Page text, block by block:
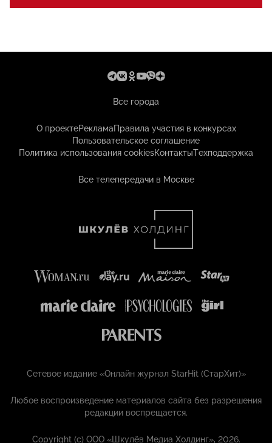
Все города
О проектеРекламаПравила участия в конкурсах
Пользовательское соглашение
Политика использования cookiesКонтактыТехподдержка
Все телепередачи в Москве
Сетевое издание «Онлайн журнал StarHit (СтарХит)»
Любое воспроизведение материалов сайта без разрешения
редакции воспрещается.
Copyright (с) ООО «Шкулёв Медиа Холдинг», 2026.